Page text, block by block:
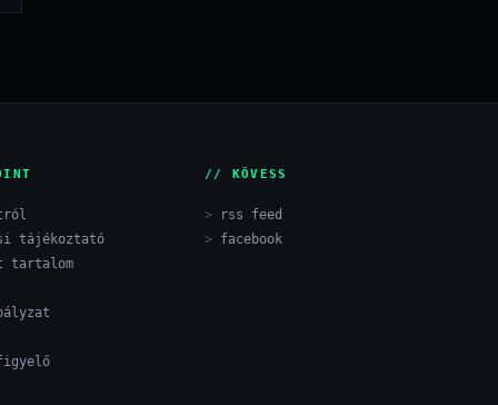
tájékoztató
tartalom
// KÖVESS
rss feed
facebook